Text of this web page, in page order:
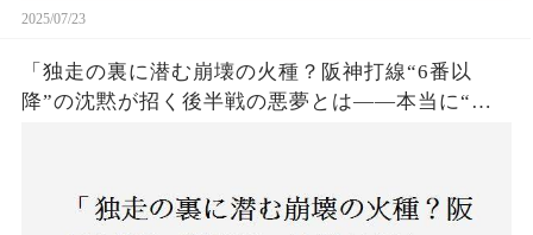
2025/07/23
「独走の裏に潜む崩壊の火種？阪神打線“6番以
降”の沈黙が招く後半戦の悪夢とは——本当に“強